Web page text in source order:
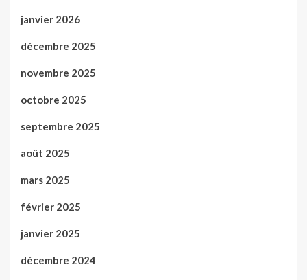
janvier 2026
décembre 2025
novembre 2025
octobre 2025
septembre 2025
août 2025
mars 2025
février 2025
janvier 2025
décembre 2024